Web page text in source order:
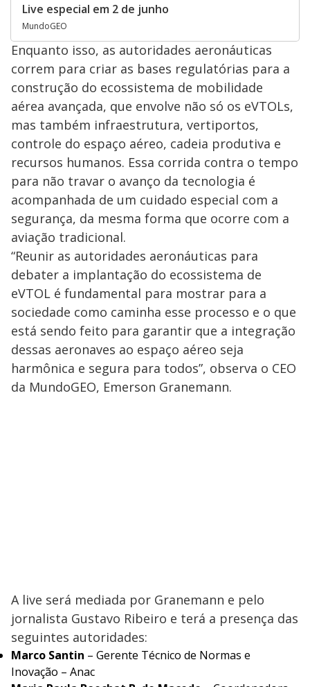
Live especial em 2 de junho
MundoGEO
Enquanto isso, as autoridades aeronáuticas
correm para criar as bases regulatórias para a
construção do ecossistema de mobilidade
aérea avançada, que envolve não só os eVTOLs,
mas também infraestrutura, vertiportos,
controle do espaço aéreo, cadeia produtiva e
recursos humanos. Essa corrida contra o tempo
para não travar o avanço da tecnologia é
acompanhada de um cuidado especial com a
segurança, da mesma forma que ocorre com a
aviação tradicional.
“Reunir as autoridades aeronáuticas para
debater a implantação do ecossistema de
eVTOL é fundamental para mostrar para a
sociedade como caminha esse processo e o que
está sendo feito para garantir que a integração
dessas aeronaves ao espaço aéreo seja
harmônica e segura para todos”, observa o CEO
da MundoGEO, Emerson Granemann.
A live será mediada por Granemann e pelo
jornalista Gustavo Ribeiro e terá a presença das
seguintes autoridades:
Marco Santin – Gerente Técnico de Normas e
Inovação – Anac